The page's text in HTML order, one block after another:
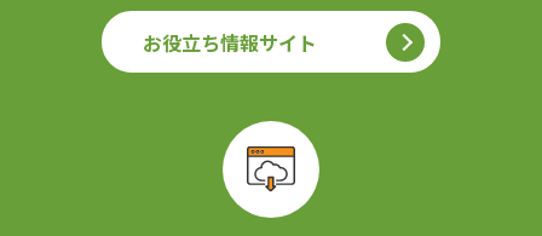
お役立ち情報サイト